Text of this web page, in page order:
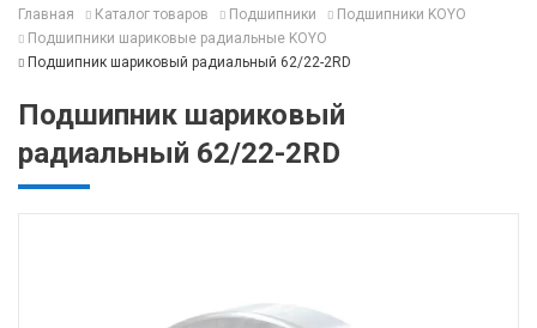
Главная Каталог товаров Подшипники
Подшипники KOYO
Подшипники шариковые радиальные KOYO
Подшипник шариковый радиальный 62/22-2RD
Подшипник шариковый
радиальный 62/22-2RD